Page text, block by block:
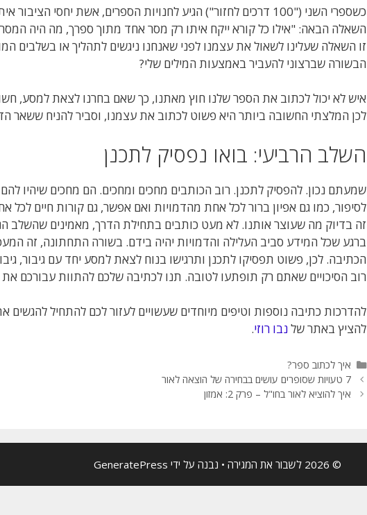
כשספרי השני ("100 דרכים לחזור") הגיע לחנויות הספרים, אשת יחסי
השאלה הבאה: "אילו כל קורא ייקח איתו רק מסר אחד מתוך ספרך, מה היה
זו השאלה שעלינו לשאול את עצמנו לפני שאנחנו ניגשים לתהליך או בשלבים
הבשורה שברצוני להעביר באמצעות המילים שלי?
איש לא יכול לכתוב את הספר שלנו חוץ מאתנו, כך שאם בחרנו לצאת למסע,
לכן המלצתי החשובה ביותר היא פשוט לכתוב את עצמנו, וסביר להניח ששאר
השלב הרביעי: בואו נפסיק לתכנן
שמעתם נכון. להפסיק לתכנן. רוב הכותבים מחכים ומחכים. הם מחכים שיהיו
לסיפור, כמו גם אפיון ברור לכל אחת מהדמויות ואם אפשר, גם קורות חיים
זה בדיוק מה שעוצר אותנו. לא מעט כותבים בתחילת הדרך, מאמינים שהשלב
ברגע שכל המידע סביב העלילה והדמויות יהיה בידם. בשורה התחתונה, זה
הכתיבה. לכן, פשוט תפסיקו לתכנן ותרגישו בנוח לצאת למסע יחד עם גיבור,
רוב הסיכויים שאתם רק תופתעו לטובה. תנו לכתיבה שלכם להתוות עבורכם
להדרכות כתיבה נוספות וטיפים מיוחדים שעשויים לעזור לכם להתחיל להגשים
להציץ באתר שלנבו רוזי.
קטגוריות
איך לכתוב ספר?
7 טעויות שסופרים עושים בבחירה של הוצאה לאור
איך להוציא לאור בחו"ל – פרק 2: אמזון
© 2026 לשבור את המגירה • נבנה על ידי GeneratePress